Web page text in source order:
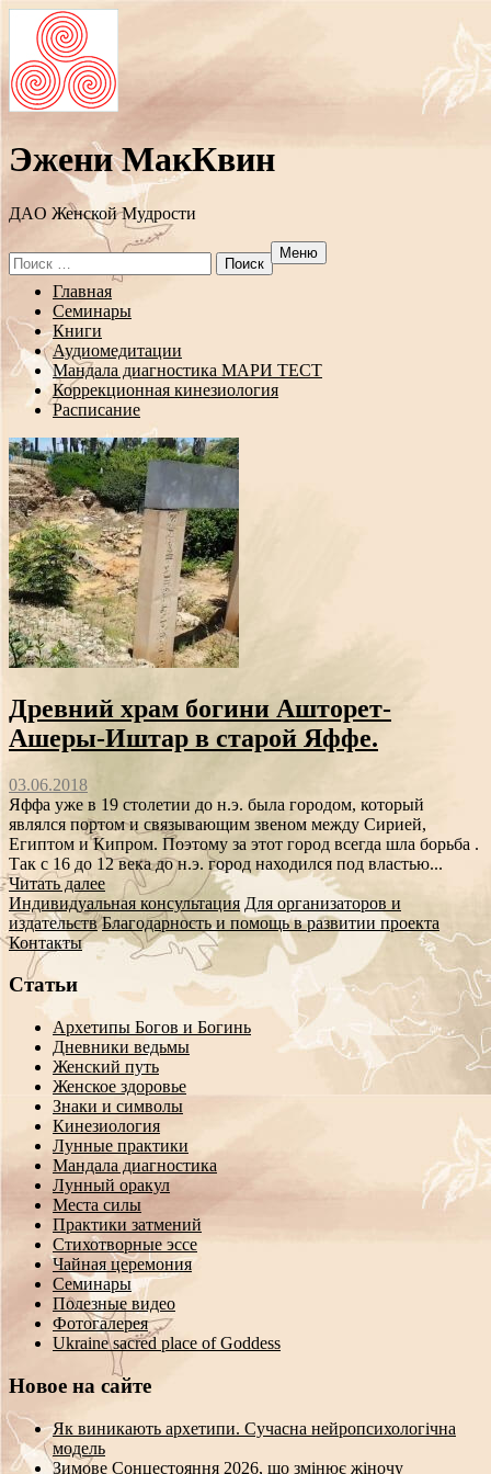
Эжени МакКвин
ДAO Женской Мудрости
Search
for:
Меню
Перейти
содержанию
Главная
Семинары
Книги
Аудиомедитации
Мандала диагностика МАРИ ТЕСТ
Коррекционная кинезиология
Расписание
Древний храм богини Ашторет-
Ашеры-Иштар в старой Яффе.
03.06.2018
Яффа уже в 19 столетии до н.э. была городом, который
являлся портом и связывающим звеном между Сирией,
Египтом и Кипром. Поэтому за этот город всегда шла борьба .
Так с 16 до 12 века до н.э. город находился под властью...
Читать далее
Индивидуальная консультация Для организаторов и
издательств Благодарность и помощь в развитии проекта
Контакты
Статьи
Архетипы Богов и Богинь
Дневники ведьмы
Женский путь
Женское здоровье
Знаки и символы
Кинезиология
Лунные практики
Мандала диагностика
Лунный оракул
Места силы
Практики затмений
Стихотворные эссе
Чайная церемония
Семинары
Полезные видео
Фотогалерея
Ukraine sacred place of Goddess
Новое на сайте
Як виникають архетипи. Сучасна нейропсихологічна
модель
Зимове Сонцестояння 2026, що змінює жіночу